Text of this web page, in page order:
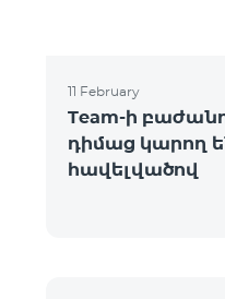
11 February
Team-ի
դիմաց կարող
հավելվածով